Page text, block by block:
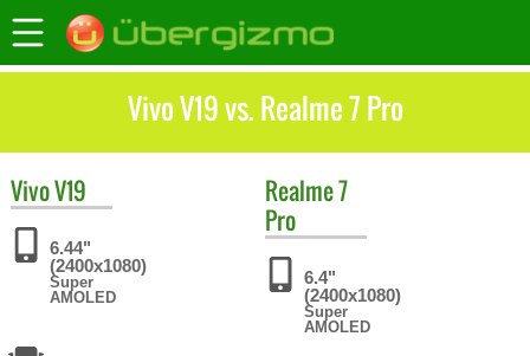
Vivo V19 vs. Realme 7 Pro
VivoV19
6.44"
(2400x1080)
Super
AMOLED
Realme7
Pro
6.4"
(2400x1080)
Super
AMOLED